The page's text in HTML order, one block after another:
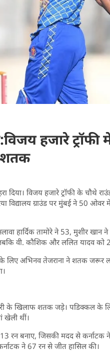
हजारे ट्रॉफी
शतक
दिया। विजय हजारे ट्रॉफी के चौथे
विद्यालय ग्राउंड पर मुंबई ने 50
हार्दिक तामोरे ने 53, मुशीर
वी. कौशिक और ललित यादव को
लिए अभिनव तेजराना ने शतक जरूर
के खिलाफ शतक जड़े। पडिक्कल के
खेली थीं।
बनाए, जिसकी मदद से कर्नाटक
ने 67 रन से जीत हासिल की।